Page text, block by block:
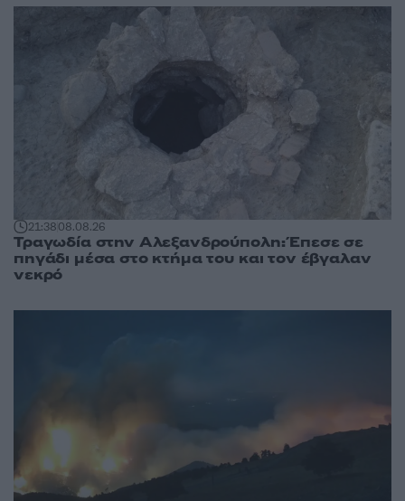
21:3808.08.26
Τραγωδία στην Αλεξανδρούπολη: Έπεσε σε
πηγάδι μέσα στο κτήμα του και τον έβγαλαν
νεκρό